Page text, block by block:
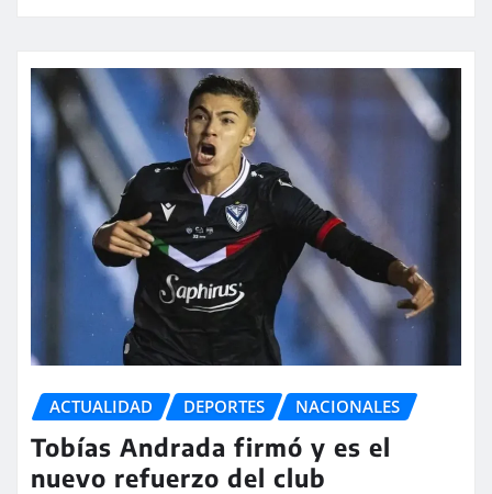
ACTUALIDAD DEPORTES NACIONALES
Tobías Andrada firmó y es el
nuevo refuerzo del club